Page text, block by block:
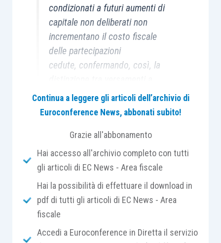
condizionati a futuri aumenti di
capitale non deliberati non
incrementano il costo fiscale
delle partecipazioni
cedute, confermando, così, la
titolo di capitale e condizionati,
con impatti diretti sul calcolo
pienamente imponibili.
ordinanza n. 9629 del 15 aprile 2026
la Corte di Cassazione è tornata a pronunciarsi su
fiscale, continua a generareincertezze
Continua a leggere gli articoli dell’archivio di
Euroconference News, abbonati subito!
Grazie all'abbonamento
Hai accesso all'archivio completo con tutti
gli articoli di EC News - Area fiscale
Hai la possibilità di effettuare il download in
pdf di tutti gli articoli di EC News - Area
fiscale
Accedi a Euroconference in Diretta il servizio